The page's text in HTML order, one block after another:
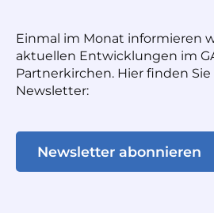
Einmal im Monat informieren
aktuellen Entwicklungen im
Partnerkirchen. Hier finden
Newsletter:
Newsletter abonnieren